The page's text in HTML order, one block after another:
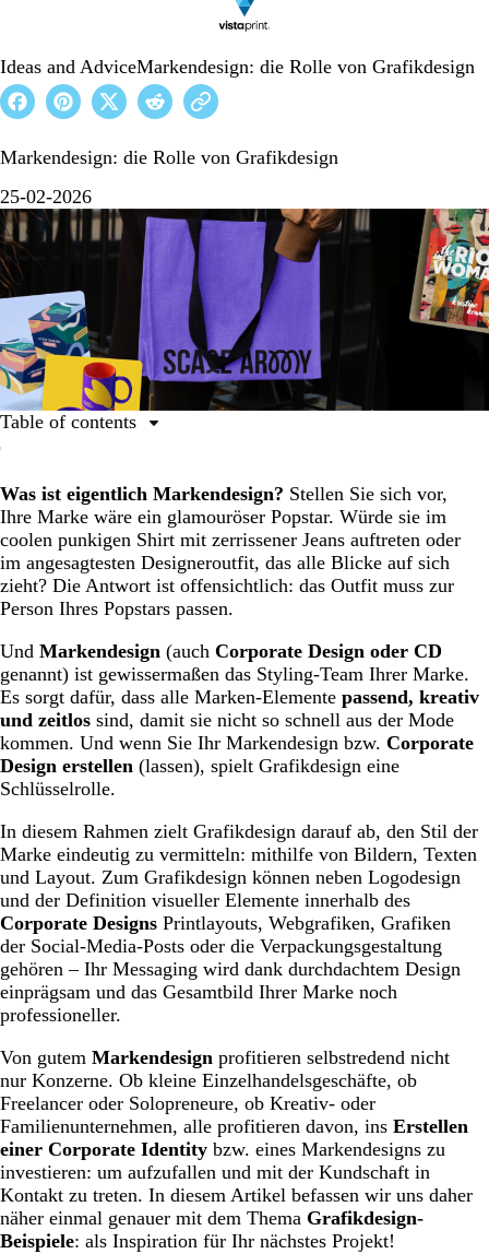
Ideas and AdviceMarkendesign: die Rolle von Grafikdesign
Markendesign: die Rolle von Grafikdesign
25-02-2026
Was ist eigentlich Markendesign? Stellen Sie sich vor,
Ihre Marke wäre ein glamouröser Popstar. Würde sie im
coolen punkigen Shirt mit zerrissener Jeans auftreten oder
im angesagtesten Designeroutfit, das alle Blicke auf sich
zieht? Die Antwort ist offensichtlich: das Outfit muss zur
Person Ihres Popstars passen.
Und Markendesign (auch Corporate Design oder CD
genannt) ist gewissermaßen das Styling-Team Ihrer Marke.
Es sorgt dafür, dass alle Marken-Elemente passend, kreativ
und zeitlos sind, damit sie nicht so schnell aus der Mode
kommen. Und wenn Sie Ihr Markendesign bzw. Corporate
Design erstellen (lassen), spielt Grafikdesign eine
Schlüsselrolle.
In diesem Rahmen zielt Grafikdesign darauf ab, den Stil der
Marke eindeutig zu vermitteln: mithilfe von Bildern, Texten
und Layout. Zum Grafikdesign können neben Logodesign
und der Definition visueller Elemente innerhalb des
Corporate Designs Printlayouts, Webgrafiken, Grafiken
der Social-Media-Posts oder die Verpackungsgestaltung
gehören – Ihr Messaging wird dank durchdachtem Design
einprägsam und das Gesamtbild Ihrer Marke noch
professioneller.
Von gutem Markendesign profitieren selbstredend nicht
nur Konzerne. Ob kleine Einzelhandelsgeschäfte, ob
Freelancer oder Solopreneure, ob Kreativ- oder
Familienunternehmen, alle profitieren davon, ins Erstellen
einer Corporate Identity bzw. eines Markendesigns zu
investieren: um aufzufallen und mit der Kundschaft in
Kontakt zu treten. In diesem Artikel befassen wir uns daher
näher einmal genauer mit dem Thema Grafikdesign-
Beispiele: als Inspiration für Ihr nächstes Projekt!
Table of contents
Logo und Markenidentität
Markendesign im Print: Flyer, Visitenkarten, Postkarten
Social-Media- und Webgrafiken
Verpackungs- und Merchandise-Design
Jetzt sind Sie an der Reihe – werden Sie kreativ!